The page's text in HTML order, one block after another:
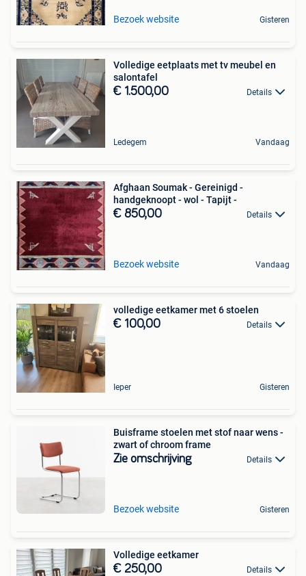
Bezoek website Gisteren
Volledige eetplaats met tv meubel en
salontafel
€ 1.500,00 Details
Ledegem Vandaag
Afghaan Soumak - Gereinigd -
handgeknoopt - wol - Tapijt -
€ 850,00 Details
Bezoek website Vandaag
volledige eetkamer met 6 stoelen
€ 100,00 Details
Ieper Gisteren
Buisframe stoelen met stof naar wens -
zwart of chroom frame
Zie omschrijving Details
Bezoek website Gisteren
Volledige eetkamer
€ 250,00 Details